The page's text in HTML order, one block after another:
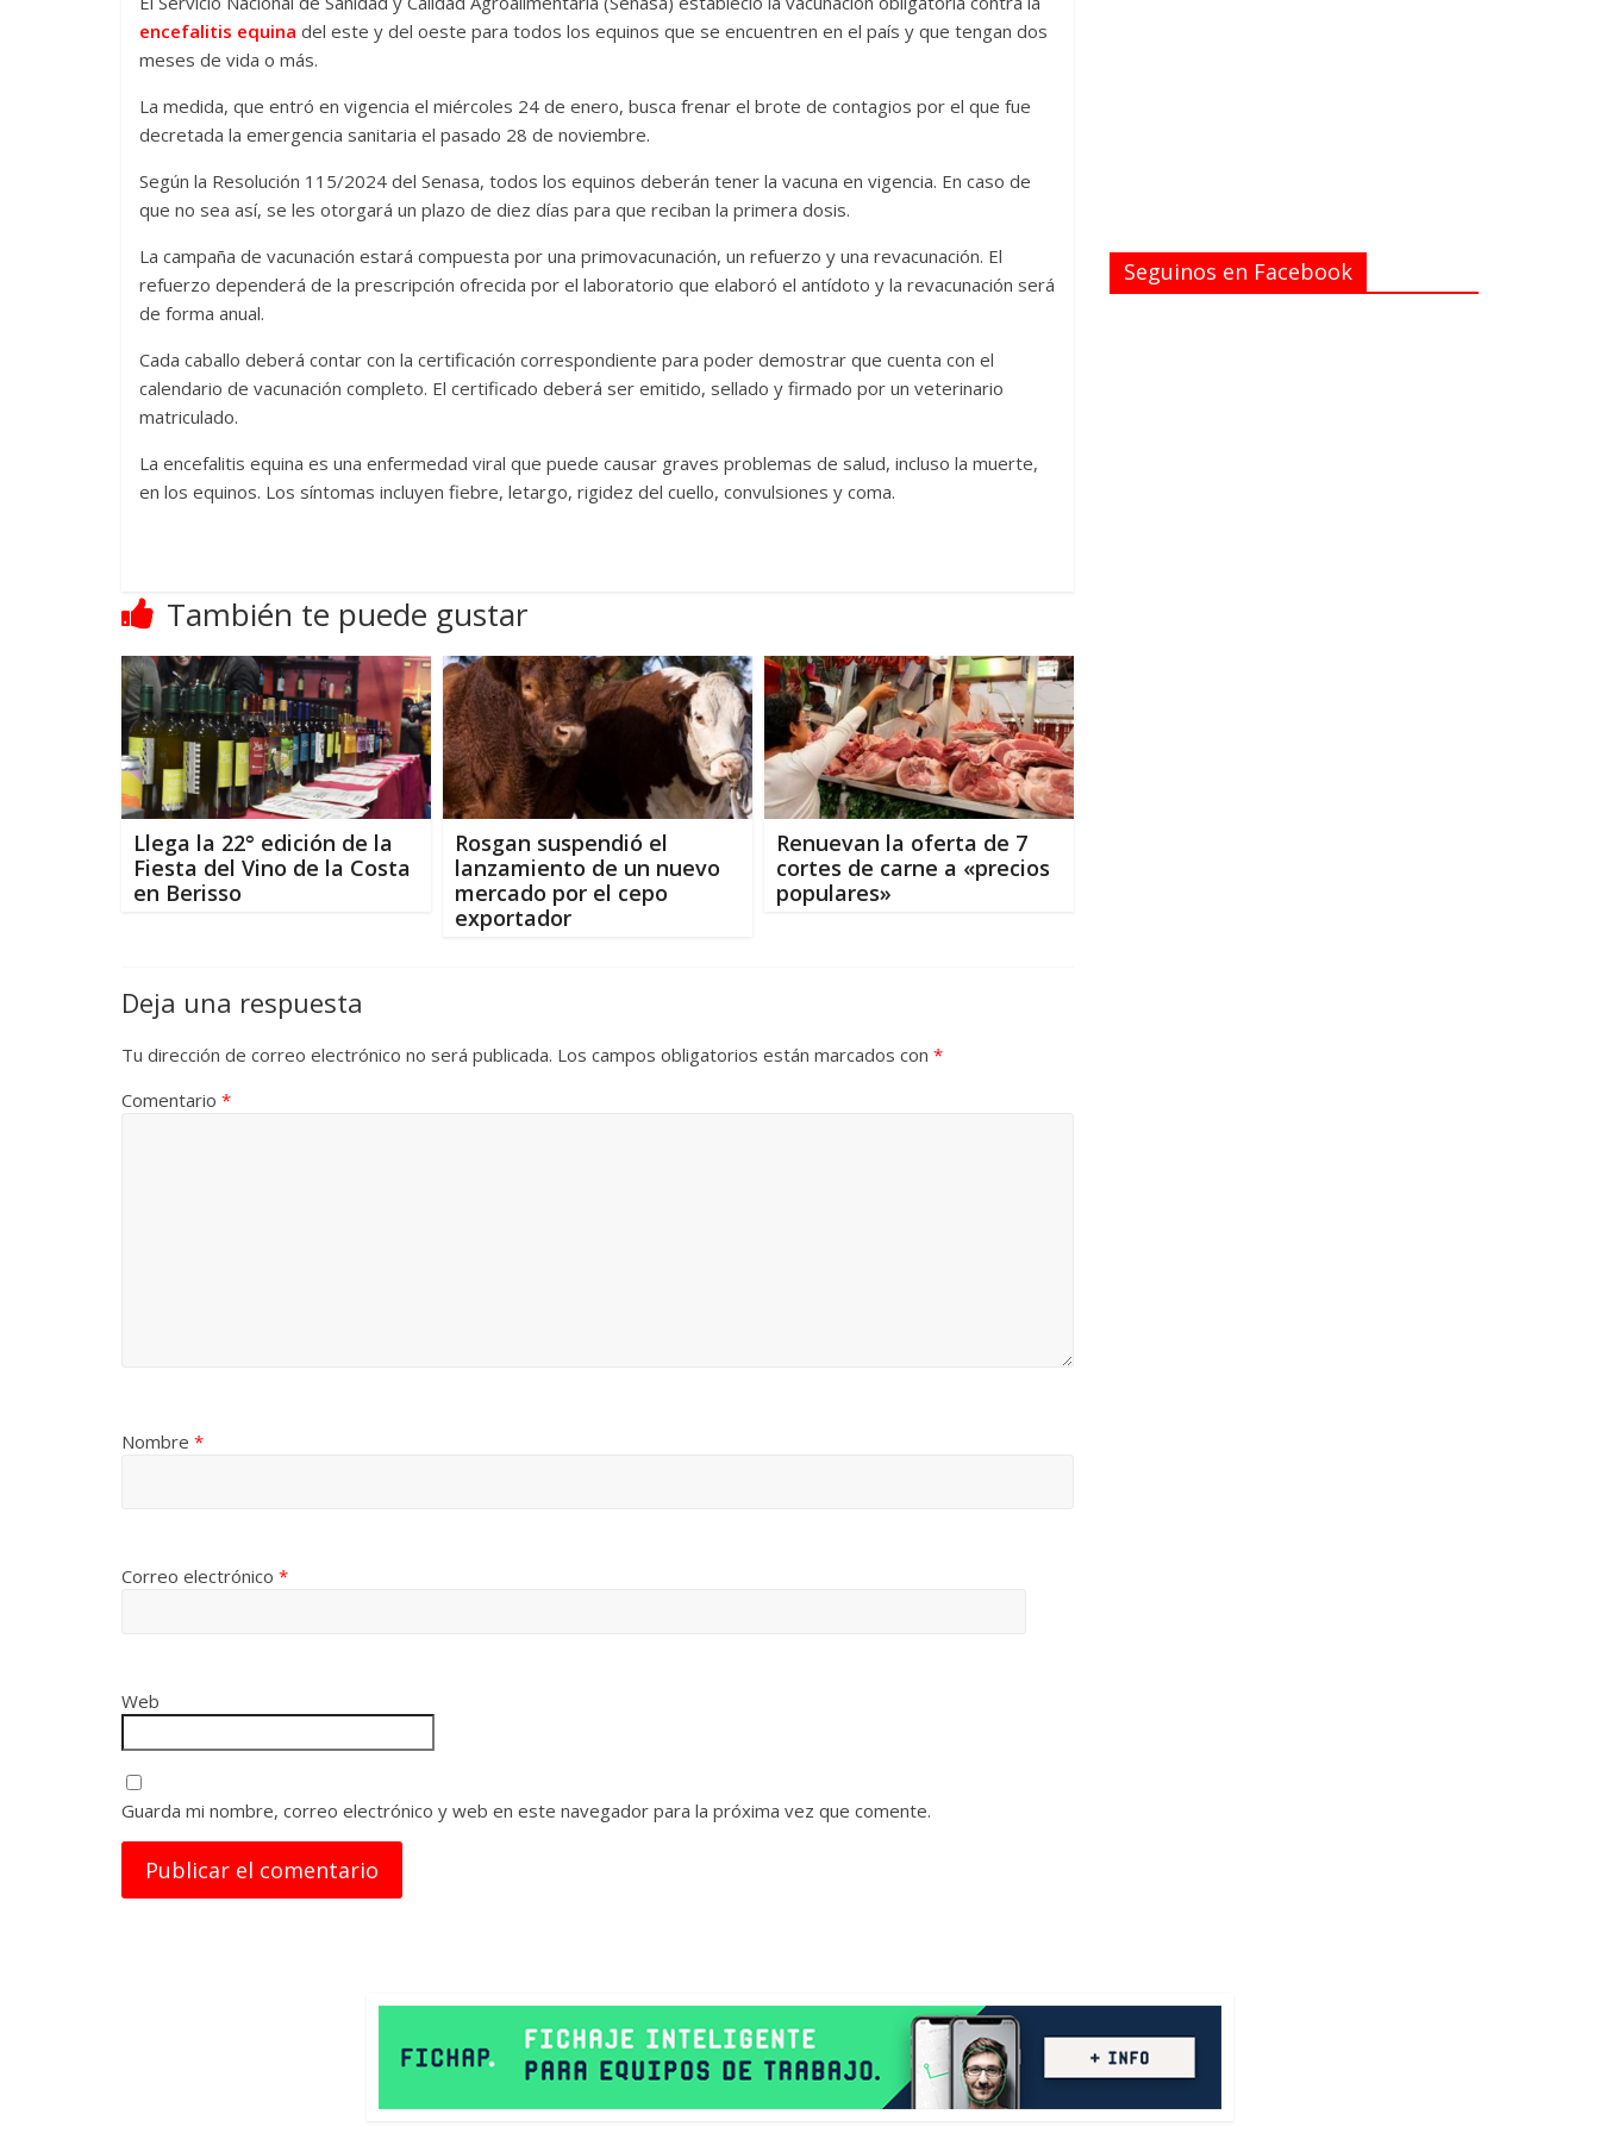
encefalitis equina del este y del oeste para todos los equinos que se encuentren en el país y que tengan dos
meses de vida o más.
La medida, que entró en vigencia el miércoles 24 de enero, busca frenar el brote de contagios por el que fue
decretada la emergencia sanitaria el pasado 28 de noviembre.
Según la Resolución 115/2024 del Senasa, todos los equinos deberán tener la vacuna en vigencia. En caso de
que no sea así, se les otorgará un plazo de diez días para que reciban la primera dosis.
La campaña de vacunación estará compuesta por una primovacunación, un refuerzo y una revacunación. El
refuerzo dependerá de la prescripción ofrecida por el laboratorio que elaboró el antídoto y la revacunación será
de forma anual.
Cada caballo deberá contar con la certificación correspondiente para poder demostrar que cuenta con el
calendario de vacunación completo. El certificado deberá ser emitido, sellado y firmado por un veterinario
matriculado.
La encefalitis equina es una enfermedad viral que puede causar graves problemas de salud, incluso la muerte,
en los equinos. Los síntomas incluyen fiebre, letargo, rigidez del cuello, convulsiones y coma.
También te puede gustar
Llega la 22° edición de la
Fiesta del Vino de la Costa
en Berisso
Rosgan suspendió el
lanzamiento de un nuevo
mercado por el cepo
exportador
Renuevan la oferta de 7
cortes de carne a «precios
populares»
Deja una respuesta
Tu dirección de correo electrónico no será publicada. Los campos obligatorios están marcados con *
Comentario *
Nombre *
Correo electrónico *
Web
Guarda mi nombre, correo electrónico y web en este navegador para la próxima vez que comente.
Seguinos en Facebook